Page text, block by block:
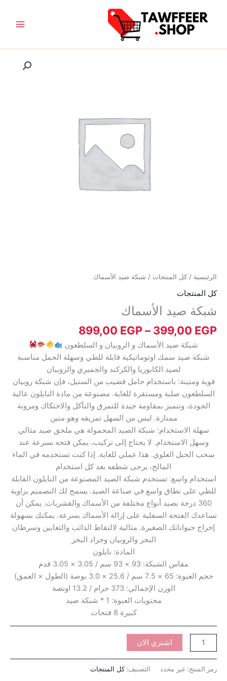
الرئيسية / كل المنتجات / شبكة صيد الأسماك
كل المنتجات
شبكة صيد الأسماك
399,00 EGP
–
899,00 EGP
شبكة صيد الأسماك و الروبيان و السلطعون
شبكة صيد سمك اوتوماتيكية قابلة للطي وسهلة الحمل مناسبة
لصيد الكابوريا والكركند والجمبري والروبيان
قوية ومتينة: باستخدام حامل قضيب من الستيل، فإن شبكة روبيان
السلطعون صلبة ومستقرة للغاية. مصنوعة من مادة النايلون عالية
الجودة، وتتميز بمقاومة جيدة للتمزق والتآكل والاحتكاك ومرونة
ممتازة. ليس من السهل تمزيقه وهو متين
سهلة الاستخدام: شبكة الصيد المحمولة هي ملحق صيد مثالي
وسهل الاستخدام. لا يحتاج إلى تركيب، يمكن فتحه بسرعة عند
سحب الحبل العلوي. هذا عملي للغاية. إذا كنت تستخدمه في الماء
المالح، يرجى شطفه بعد كل استخدام
استخدام واسع: تستخدم شبكة الصيد المصنوعة من النايلون القابلة
للطي على نطاق واسع في صناعة الصيد. يسمح لك التصميم بزاوية
360 درجة بصيد أنواع مختلفة من الأسماك والقشريات. يمكن أن
تساعدك الفتحة السفلية على إزالة الأسماك بسرعة. يمكنك بسهولة
إخراج حيواناتك الصغيرة. مثالية لالتقاط الذائب والثعابين وسرطان
البحر والروبيان وجراد البحر
المادة: نايلون
مقاس الشبكة: 93 × 93 سم / 3.05 × 3.05 قدم
حجم العبوة: 65 × 7.5 سم / 25.6 × 3.0 بوصة (الطول × العمق)
الوزن الإجمالي: 373 جرام / 13.2 اونصة
محتويات العبوة: 1 * شبكة صيد
كبيرة 8 فتحات
اشتري الان
رمز المنتج: غير محدد التصنيف:كل المنتجات